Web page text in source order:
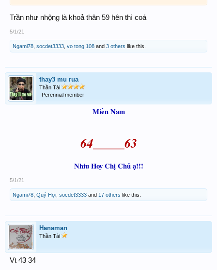
Trần như nhộng là khoả thân 59 hên thì coá
5/1/21
Ngami78 socdet3333 vo tong 108 and 3 others like this.
thay3 mu rua
Thần Tài
Perennial member
Miền Nam
64_____63
Nhiu Hoy Chị Chủ ạ!!!
5/1/21
Ngami78 Quý Hợi socdet3333 and 17 others like this.
Hanaman
Thần Tài
Vt 43 34